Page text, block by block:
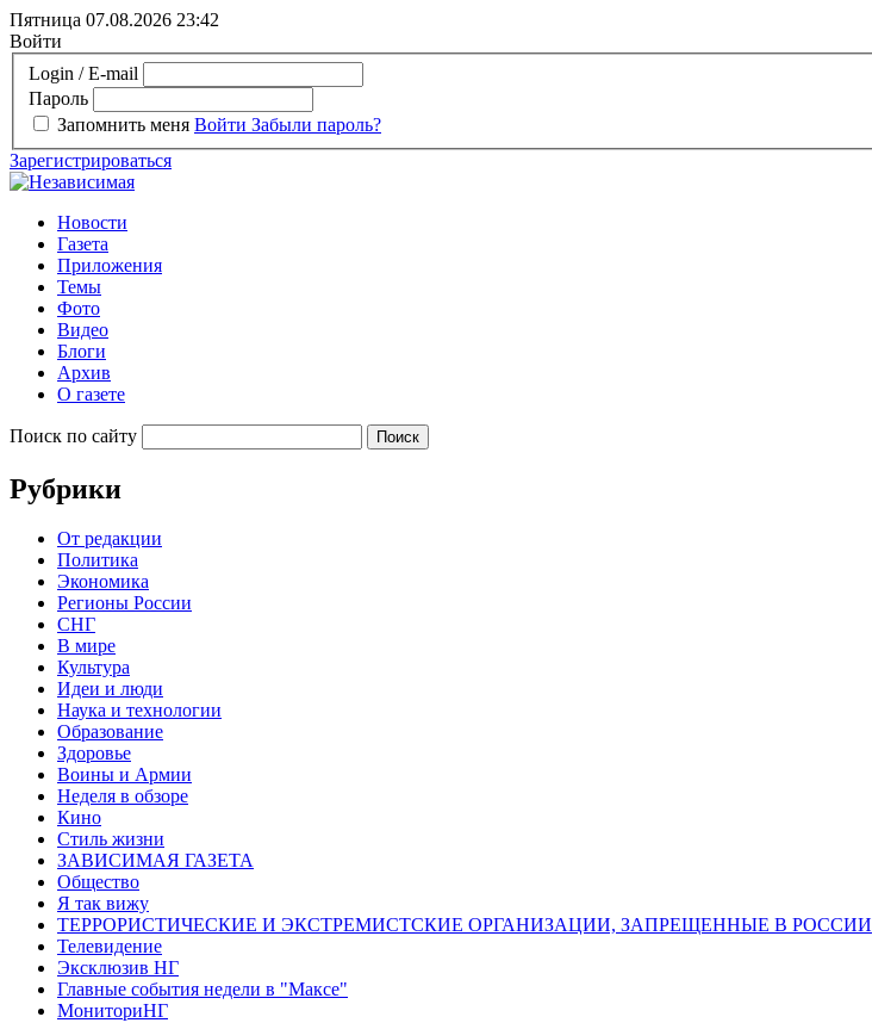
Пятница 07.08.2026 23:42
Войти
Login / E-mail
Пароль
Запомнить меня Войти Забыли пароль?
Зарегистрироваться
Новости
Газета
Приложения
Темы
Фото
Видео
Блоги
Архив
О газете
Поиск по сайту
Рубрики
От редакции
Политика
Экономика
Регионы России
СНГ
В мире
Культура
Идеи и люди
Наука и технологии
Образование
Здоровье
Воины и Армии
Неделя в обзоре
Кино
Стиль жизни
ЗАВИСИМАЯ ГАЗЕТА
Общество
Я так вижу
ТЕРРОРИСТИЧЕСКИЕ И ЭКСТРЕМИСТСКИЕ ОРГАНИЗАЦИИ, ЗАПРЕЩЕННЫЕ В РОССИИ
Телевидение
Эксклюзив НГ
Главные события недели в "Максе"
МониториНГ